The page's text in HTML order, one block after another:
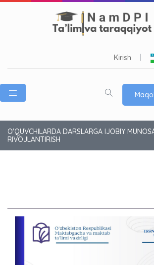
Kirish
O'QUVCHILARDA DARSLARGA IJOBIY
RIVOJLANTIRISH